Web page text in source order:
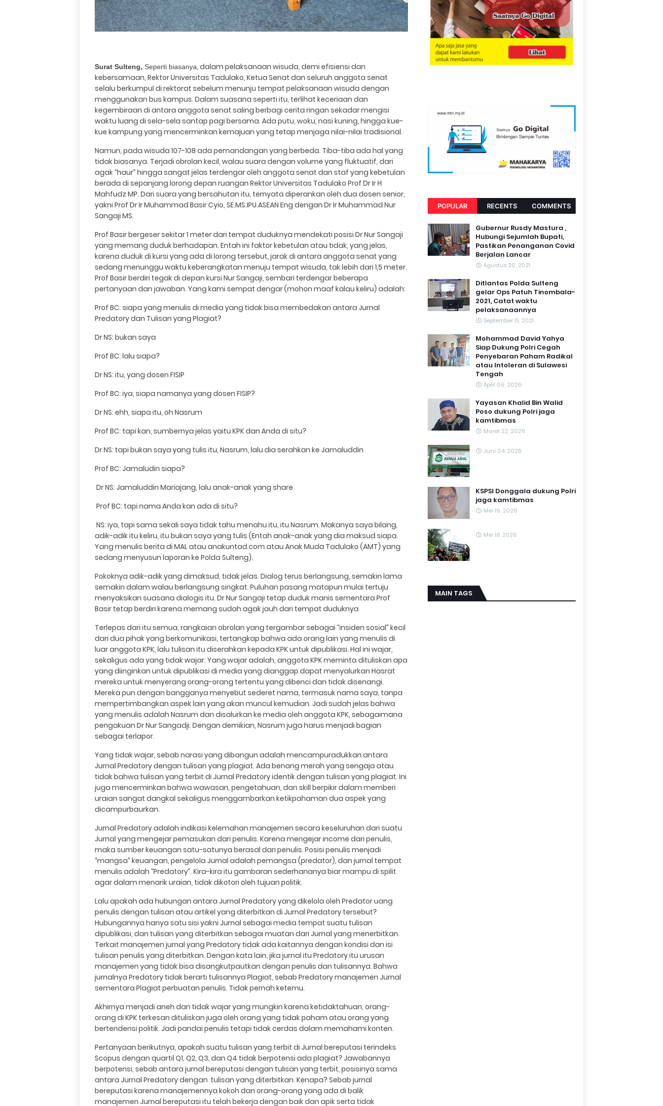
Surat Sulteng, Seperti biasanya, dalam pelaksanaan wisuda, demi efisiensi dan
kebersamaan, Rektor Universitas Tadulako, Ketua Senat dan seluruh anggota senat
selalu berkumpul di rektorat sebelum menunju tempat pelaksanaan wisuda dengan
menggunakan bus kampus. Dalam suasana seperti itu, terlihat keceriaan dan
kegembiraan di antara anggota senat saling berbagi cerita ringan sekadar mengisi
waktu luang di sela-sela santap pagi bersama. Ada putu, woku, nasi kuning, hingga kue-
kue kampung yang mencerminkan kemajuan yang tetap menjaga nilai-nilai tradisional.
Namun, pada wisuda 107-108 ada pemandangan yang berbeda. Tiba-tiba ada hal yang
tidak biasanya. Terjadi obrolan kecil, walau suara dengan volume yang fluktuatif, dari
agak “haur” hingga sangat jelas terdengar oleh anggota senat dan staf yang kebetulan
berada di sepanjang lorong depan ruangan Rektor Universitas Tadulako Prof Dr Ir H
Mahfudz MP. Dari suara yang bersahutan itu, ternyata diperankan oleh dua dosen senior,
yakni Prof Dr Ir Muhammad Basir Cyio, SE.MS.IPU.ASEAN Eng dengan Dr Ir Muhammad Nur
Sangaji MS.
Prof Basir bergeser sekitar 1 meter dari tempat duduknya mendekati posisi Dr Nur Sangaji
yang memang duduk berhadapan. Entah ini faktor kebetulan atau tidak, yang jelas,
karena duduk di kursi yang ada di lorong tersebut, jarak di antara anggota senat yang
sedang menunggu waktu keberangkatan menuju tempat wisuda, tak lebih dari 1,5 meter.
Prof Basir berdiri tegak di depan kursi Nur Sangaji, sembari terdengar beberapa
pertanyaan dan jawaban. Yang kami sempat dengar (mohon maaf kalau keliru) adalah:
Prof BC: siapa yang menulis di media yang tidak bisa membedakan antara Jurnal
Predatory dan Tulisan yang Plagiat?
Dr NS: bukan saya
Prof BC: lalu siapa?
Dr NS: itu, yang dosen FISIP
Prof BC: iya, siapa namanya yang dosen FISIP?
Dr NS: ehh, siapa itu, oh Nasrum
Prof BC: tapi kan, sumbernya jelas yaitu KPK dan Anda di situ?
Dr NS: tapi bukan saya yang tulis itu, Nasrum, lalu dia serahkan ke Jamaluddin
Prof BC: Jamaludin siapa?
Dr NS: Jamaluddin Mariajang, lalu anak-anak yang share
Prof BC: tapi nama Anda kan ada di situ?
NS: iya, tapi sama sekali saya tidak tahu menahu itu, itu Nasrum. Makanya saya bilang,
adik-adik itu keliru, itu bukan saya yang tulis (Entah anak-anak yang dia maksud siapa.
Yang menulis berita di MAL atau anakuntad.com atau Anak Muda Tadulako (AMT) yang
sedang menyusun laporan ke Polda Sulteng).
Pokoknya adik-adik yang dimaksud, tidak jelas. Dialog terus berlangsung, semakin lama
semakin dalam walau berlangsung singkat. Puluhan pasang matapun mulai tertuju
menyaksikan suasana dialogis itu. Dr Nur Sangaji tetap duduk manis sementara Prof
Basir tetap berdiri karena memang sudah agak jauh dari tempat duduknya
Terlepas dari itu semua, rangkaian obrolan yang tergambar sebagai “insiden sosial” kecil
dari dua pihak yang berkomunikasi, tertangkap bahwa ada orang lain yang menulis di
luar anggota KPK, lalu tulisan itu diserahkan kepada KPK untuk dipublikasi. Hal ini wajar,
sekaligus ada yang tidak wajar. Yang wajar adalah, anggota KPK meminta dituliskan apa
yang diinginkan untuk dipublikasi di media yang dianggap dapat menyalurkan Hasrat
mereka untuk menyerang orang-orang tertentu yang dibenci dan tidak disenangi.
Mereka pun dengan bangganya menyebut sederet nama, termasuk nama saya, tanpa
mempertimbangkan aspek lain yang akan muncul kemudian. Jadi sudah jelas bahwa
yang menulis adalah Nasrum dan disalurkan ke media oleh anggota KPK, sebagaimana
pengakuan Dr Nur Sangadji. Dengan demikian, Nasrum juga harus menjadi bagian
sebagai terlapor.
Yang tidak wajar, sebab narasi yang dibangun adalah mencampuradukkan antara
Jurnal Predatory dengan tulisan yang plagiat. Ada benang merah yang sengaja atau
tidak bahwa tulisan yang terbit di Jurnal Predatory identik dengan tulisan yang plagiat. Ini
juga mencerminkan bahwa wawasan, pengetahuan, dan skill berpikir dalam memberi
uraian sangat dangkal sekaligus menggambarkan ketikpahaman dua aspek yang
dicampurbaurkan.
Jurnal Predatory adalah indikasi kelemahan manajemen secara keseluruhan dari suatu
Jurnal yang mengejar pemasukan dari penulis. Karena mengejar income dari penulis,
maka sumber keuangan satu-satunya berasal dari penulis. Posisi penulis menjadi
“mangsa” keuangan, pengelola Jurnal adalah pemangsa (predator), dan jurnal tempat
menulis adalah “Predatory”. Kira-kira itu gambaran sederhananya biar mampu di spilit
agar dalam menarik uraian, tidak dikotori oleh tujuan politik.
Lalu apakah ada hubungan antara Jurnal Predatory yang dikelola oleh Predator uang
penulis dengan tulisan atau artikel yang diterbitkan di Jurnal Predatory tersebut?
Hubungannya hanya satu sisi yakni Jurnal sebagai media tempat suatu tulisan
dipublikasi, dan tulisan yang diterbitkan sebagai muatan dari Jurnal yang menerbitkan.
Terkait manajemen jurnal yang Predatory tidak ada kaitannya dengan kondisi dan isi
tulisan penulis yang diterbitkan. Dengan kata lain, jika jurnal itu Predatory itu urusan
manajemen yang tidak bisa disangkutpautkan dengan penulis dan tulisannya. Bahwa
jurnalnya Predatory tidak berarti tulisannya Plagiat, sebab Predatory manajemen Jurnal
sementara Plagiat perbuatan penulis. Tidak pernah ketemu.
Akhirnya menjadi aneh dan tidak wajar yang mungkin karena ketidaktahuan, orang-
orang di KPK terkesan dituliskan juga oleh orang yang tidak paham atau orang yang
bertendensi politik. Jadi pandai penulis tetapi tidak cerdas dalam memahami konten.
Pertanyaan berikutnya, apakah suatu tulisan yang terbit di Jurnal bereputasi terindeks
Scopus dengan quartil Q1, Q2, Q3, dan Q4 tidak berpotensi ada plagiat? Jawabannya
berpotensi, sebab antara jurnal bereputasi dengan tulisan yang terbit, posisinya sama
antara Jurnal Predatory dengan tulisan yang diterbitkan. Kenapa? Sebab jurnal
bereputasi karena manajemennya kokoh dan orang-orang yang ada di balik
manajemen Jurnal bereputasi itu telah bekerja dengan baik dan apik serta tidak
POPULAR RECENTS COMMENTS
Gubernur Rusdy Mastura ,
Hubungi Sejumlah Bupati,
Pastikan Penanganan Covid
Berjalan Lancar
Agustus 20, 2021
Ditlantas Polda Sulteng
gelar Ops Patuh Tinombala-
2021, Catat waktu
pelaksanaannya
September 15, 2021
Mohammad David Yahya
Siap Dukung Polri Cegah
Penyebaran Paham Radikal
atau Intoleran di Sulawesi
Tengah
April 09, 2026
Yayasan Khalid Bin Walid
Poso dukung Polri jaga
kamtibmas
Maret 22, 2026
Juni 04, 2026
KSPSI Donggala dukung Polri
jaga kamtibmas
Mei 19, 2026
Mei 18, 2026
MAIN TAGS